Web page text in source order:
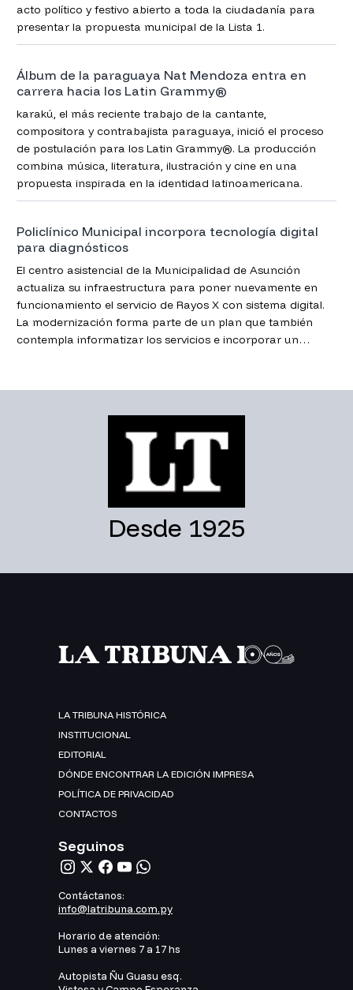
acto político y festivo abierto a toda la ciudadanía para
presentar la propuesta municipal de la Lista 1.
Álbum de la paraguaya Nat Mendoza entra en
carrera hacia los Latin Grammy®
karakú, el más reciente trabajo de la cantante,
compositora y contrabajista paraguaya, inició el proceso
de postulación para los Latin Grammy®. La producción
combina música, literatura, ilustración y cine en una
propuesta inspirada en la identidad latinoamericana.
Policlínico Municipal incorpora tecnología digital
para diagnósticos
El centro asistencial de la Municipalidad de Asunción
actualiza su infraestructura para poner nuevamente en
funcionamiento el servicio de Rayos X con sistema digital.
La modernización forma parte de un plan que también
contempla informatizar los servicios e incorporar un
Desde 1925
LA TRIBUNA HISTÓRICA
INSTITUCIONAL
EDITORIAL
DÓNDE ENCONTRAR LA EDICIÓN IMPRESA
POLÍTICA DE PRIVACIDAD
CONTACTOS
Seguinos
Contáctanos:
info@latribuna.com.py
Horario de atención:
Lunes a viernes 7 a 17 hs
Autopista Ñu Guasu esq.